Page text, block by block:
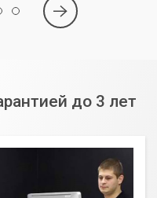
до 3 лет